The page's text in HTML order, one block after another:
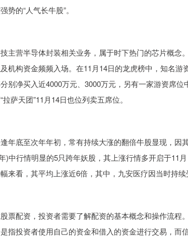
势的“人气长牛股”。
主营半导体封装相关业务，属于时下热门的芯片概念
机构资金频频入场。在11月14日的龙虎榜中，知名
别净买入近4000万元、3000万元，另有一家游资席
萨天团”11月14日也位列卖五席位。
年底至次年年初，常有持续大涨的翻倍牛股显现，因
)中行情明显的5只跨年妖股，其上涨行情多开启于11
来看，其平均上涨近6倍，其中，九安医疗因当时持
票配资，投资者需要了解配资的基本概念和操作流程
指投资者使用自己的资金和借入的资金进行交易，